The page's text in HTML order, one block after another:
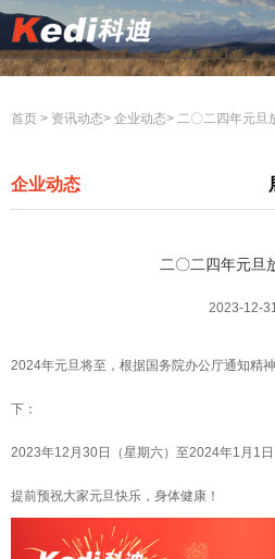
首页 > 资讯动态> 企业动态> 二〇二四年元旦
企业动态
二〇二四年元旦
2023-12-
2024年元旦将至，根据国务院办公厅通知精
下：
2023年12月30日（星期六）至2024年1月1日
提前预祝大家元旦快乐，身体健康！